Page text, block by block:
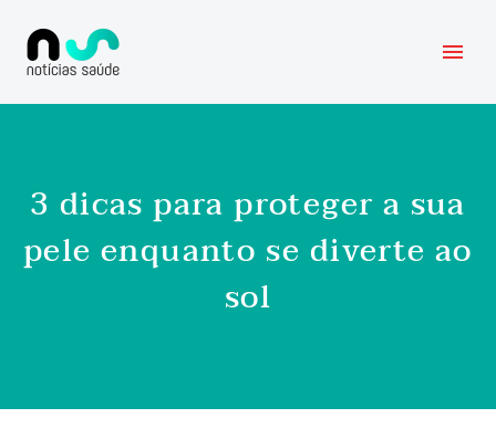
3 dicas para proteger a sua
pele enquanto se diverte ao
sol